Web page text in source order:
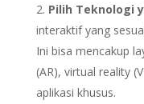
Pilih Teknologi
interaktif yang
Ini bisa mencakup
(AR), virtual reality
aplikasi khusus.